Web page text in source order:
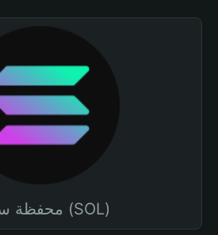
محفظة سولانا (SOL)